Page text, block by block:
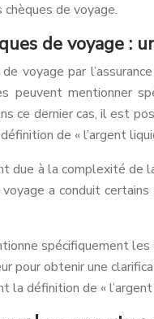
de voyage.
de voyage :
voyage par
peuvent mentionner
ce dernier cas, il est
de « l’argent
due à la complexité de
a conduit
spécifiquement les
pour obtenir une
la définition de «